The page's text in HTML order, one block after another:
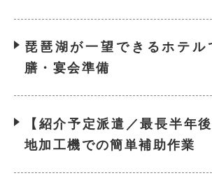
琵琶湖が一望できるホテル
膳・宴会準備
【紹介予定派遣／最長半年
地加工機での簡単補助作業